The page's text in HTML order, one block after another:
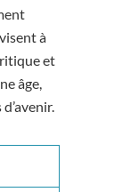
à
et
âge,